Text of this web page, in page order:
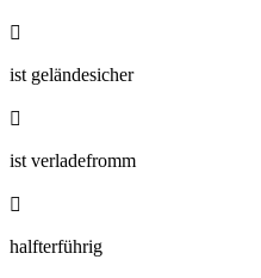

ist geländesicher

ist verladefromm

halfterführig